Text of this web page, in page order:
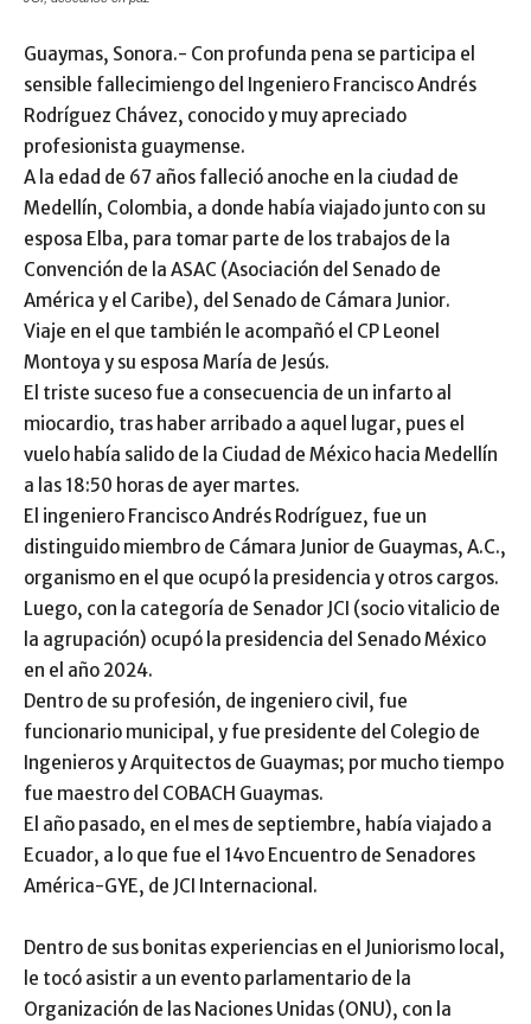
Guaymas, Sonora.- Con profunda pena se participa el
sensible fallecimiengo del Ingeniero Francisco Andrés
Rodríguez Chávez, conocido y muy apreciado
profesionista guaymense.
A la edad de 67 años falleció anoche en la ciudad de
Medellín, Colombia, a donde había viajado junto con su
esposa Elba, para tomar parte de los trabajos de la
Convención de la ASAC (Asociación del Senado de
América y el Caribe), del Senado de Cámara Junior.
Viaje en el que también le acompañó el CP Leonel
Montoya y su esposa María de Jesús.
El triste suceso fue a consecuencia de un infarto al
miocardio, tras haber arribado a aquel lugar, pues el
vuelo había salido de la Ciudad de México hacia Medellín
a las 18:50 horas de ayer martes.
El ingeniero Francisco Andrés Rodríguez, fue un
distinguido miembro de Cámara Junior de Guaymas, A.C.,
organismo en el que ocupó la presidencia y otros cargos.
Luego, con la categoría de Senador JCI (socio vitalicio de
la agrupación) ocupó la presidencia del Senado México
en el año 2024.
Dentro de su profesión, de ingeniero civil, fue
funcionario municipal, y fue presidente del Colegio de
Ingenieros y Arquitectos de Guaymas; por mucho tiempo
fue maestro del COBACH Guaymas.
El año pasado, en el mes de septiembre, había viajado a
Ecuador, a lo que fue el 14vo Encuentro de Senadores
América-GYE, de JCI Internacional.
Dentro de sus bonitas experiencias en el Juniorismo local,
le tocó asistir a un evento parlamentario de la
Organización de las Naciones Unidas (ONU), con la